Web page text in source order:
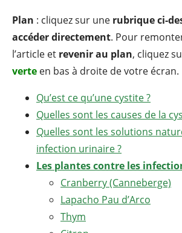
Plan : cliquez sur une rubrique ci-
accéder directement. Pour
l’article et revenir au plan, cliquez
verte en bas à droite de votre écran.
Qu’est ce qu’une cystite ?
Quelles sont les causes de la
Quelles sont les solutions
infection urinaire ?
Les plantes contre les
Cranberry (Canneberge)
Lapacho Pau d’Arco
Thym